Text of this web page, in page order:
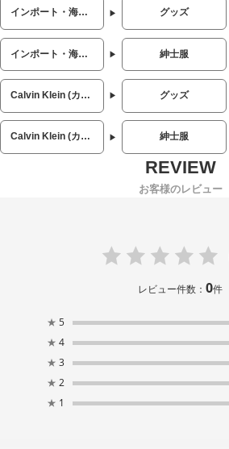
インポート・海外人気ブランド グッズ
インポート・海外人気ブランド 紳士服
Calvin Klein (カルバンクライン) グッズ
Calvin Klein (カルバンクライン) 紳士服
お客様のレビュー
レビュー件数：0件
★ 5
★ 4
★ 3
★ 2
★ 1